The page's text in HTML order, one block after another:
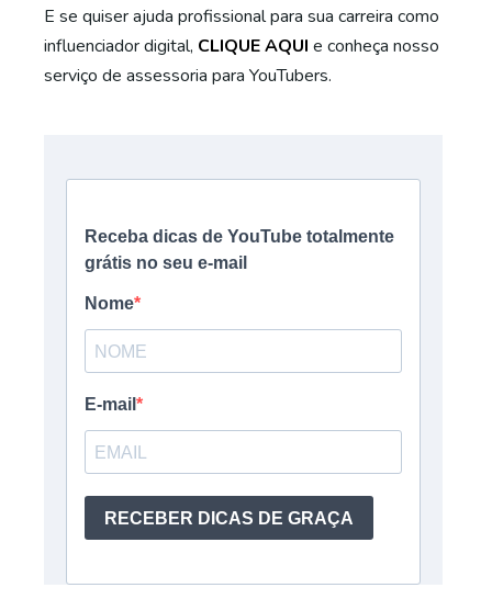
E se quiser ajuda profissional para sua carreira como
influenciador digital, CLIQUE AQUI e conheça nosso
serviço de assessoria para YouTubers.